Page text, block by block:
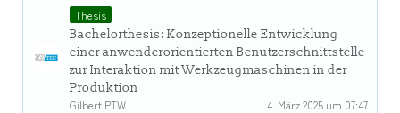
Thesis
Bachelorthesis: Konzeptionelle Entwicklung
einer anwenderorientierten Benutzerschnittstelle
zur Interaktion mit Werkzeugmaschinen in der
Produktion
Gilbert PTW
4. März 2025 um 07:47